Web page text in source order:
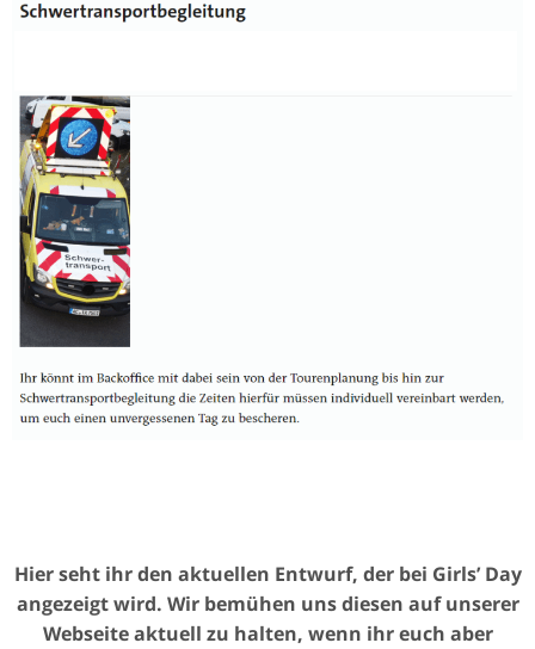
Hier seht ihr den aktuellen Entwurf, der bei Girls’ Day
angezeigt wird. Wir bemühen uns diesen auf unserer
Webseite aktuell zu halten, wenn ihr euch aber